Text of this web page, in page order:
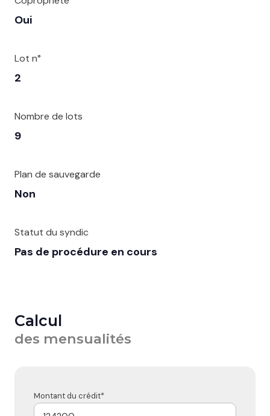
Oui
Lot n°
2
Nombre de lots
9
Plan de sauvegarde
Non
Statut du syndic
Pas de procédure en cours
Calcul
des mensualités
Montant du crédit*